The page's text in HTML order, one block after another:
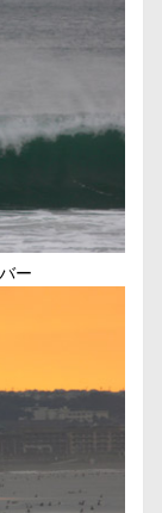
ー